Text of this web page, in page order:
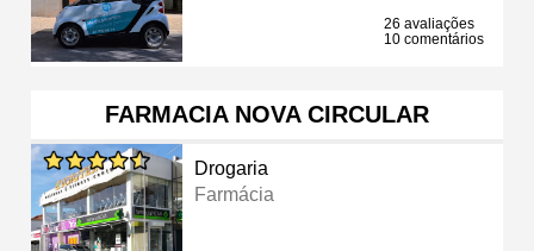
26 avaliações
10 comentários
FARMACIA NOVA CIRCULAR
Drogaria
Farmácia